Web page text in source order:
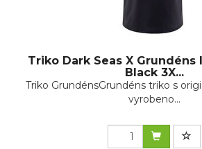
Triko Dark Seas X Grundéns
Black 3X...
Triko GrundénsGrundéns triko s
vyrobeno...